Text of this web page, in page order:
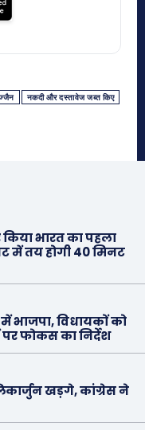
नकदी और दस्तावेज जब्त किए
भारत का पहला
में तय होगी 40 मिनट
भाजपा, विधायकों को
फोकस का निर्देश
खड़गे, कांग्रेस ने